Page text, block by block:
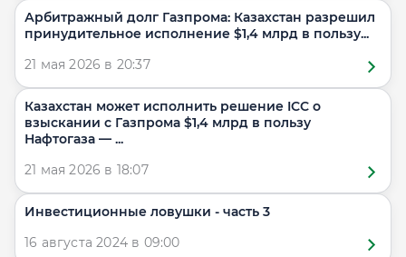
Арбитражный долг Газпрома: Казахстан разрешил
принудительное исполнение $1,4 млрд в пользу...
21 мая 2026 в 20:37
Казахстан может исполнить решение ICC о
взыскании с Газпрома $1,4 млрд в пользу
Нафтогаза — ...
21 мая 2026 в 18:07
Инвестиционные ловушки - часть 3
16 августа 2024 в 09:00